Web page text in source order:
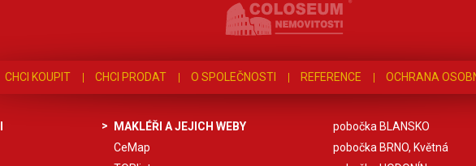
CHCI KOUPIT CHCI PRODAT O SPOLEČNOSTI REFERENCE OCHRANA
MAKLÉŘI A JEJICH WEBY
CeMap
pobočka BLANSKO
pobočka BRNO, Květná